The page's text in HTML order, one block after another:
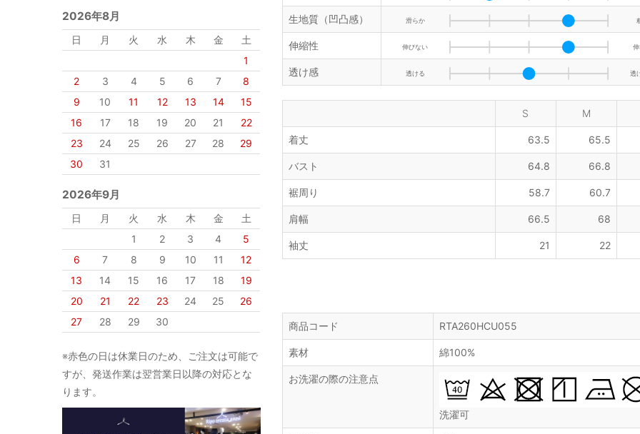
2026年8月
日 月 火 水 木 金
土
1
2
3 4 5 6 7
8
9
10 11 12 13 14
15
16
17 18 19 20 21
22
23
24 25 26 27 28
29
30
31
2026年9月
日 月 火 水 木 金
土
1
2 3 4
5
6
7 8 9 10 11
12
13
14 15 16 17 18
19
20
21 22 23 24 25
26
27
28 29 30
※赤色の日は休業日のため、ご注文は可能で
すが、発送作業は翌営業日以降の対応とな
ります。
生地質（凹凸感） 滑らか
伸縮性 伸びない
透け感 透ける 透
S M
着丈 63.5 65.5
バスト 64.8 66.8
裾周り 58.7 60.7
肩幅 66.5 68
袖丈 21 22
商品コード RTA260HCU055
素材 綿100%
お洗濯の際の注意点
洗濯可